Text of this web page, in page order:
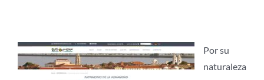
Por su
naturaleza